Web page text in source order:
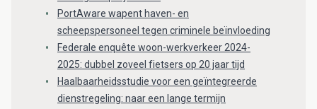
PortAware wapent haven- en
scheepspersoneel tegen criminele beïnvloeding
Federale enquête woon-werkverkeer 2024-
2025: dubbel zoveel fietsers op 20 jaar tijd
Haalbaarheidsstudie voor een geïntegreerde
dienstregeling: naar een lange termijn